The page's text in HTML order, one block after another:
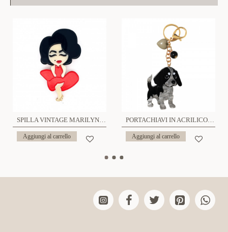
SPILLA VINTAGE MARILYN - FT2261568D74
Aggiungi al carrello
PORTACHIAVI IN ACRILICO CON CANE - FT2476B756
Aggiungi al carrello